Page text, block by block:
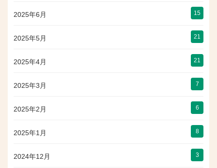
2025年6月 15
2025年5月 21
2025年4月 21
2025年3月 7
2025年2月 6
2025年1月 8
2024年12月 3